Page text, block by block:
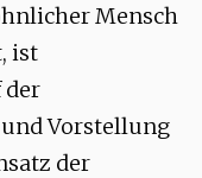
Mensch
ist
der
Vorstellung
der